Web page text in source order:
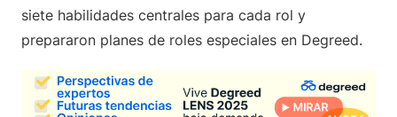
siete habilidades centrales para cada rol y
prepararon planes de roles especiales en Degreed.